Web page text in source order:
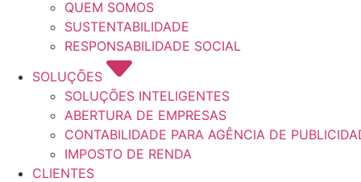
QUEM SOMOS
SUSTENTABILIDADE
RESPONSABILIDADE SOCIAL
SOLUÇÕES
SOLUÇÕES INTELIGENTES
ABERTURA DE EMPRESAS
CONTABILIDADE PARA AGÊNCIA DE
IMPOSTO DE RENDA
CLIENTES